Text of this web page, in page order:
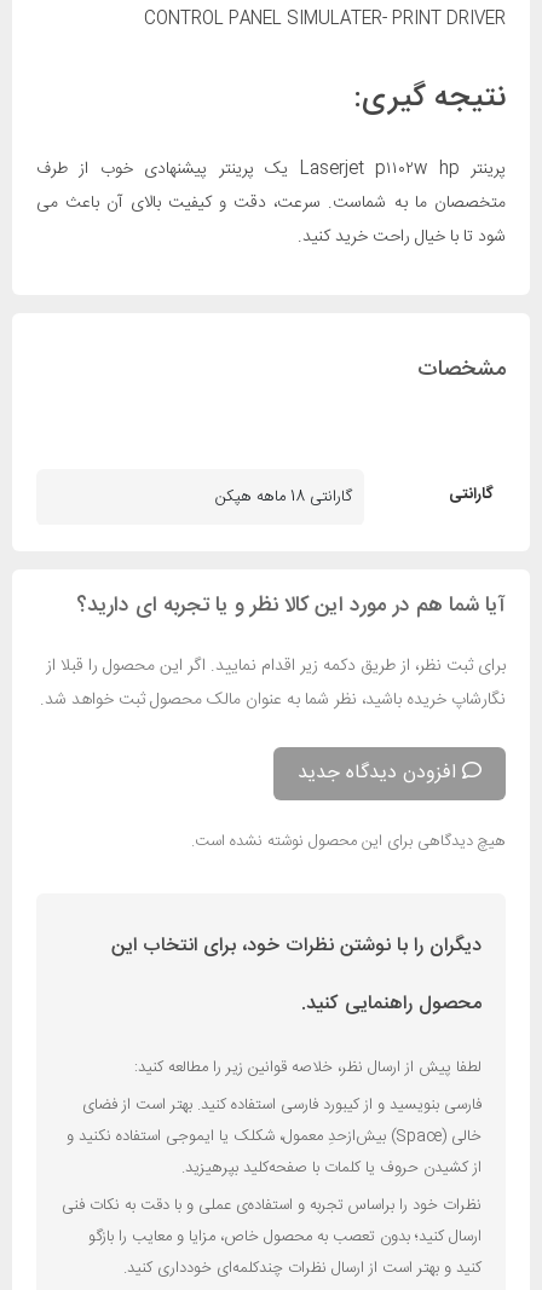
CONTROL PANEL SIMULATER- PRINT DRIVER
نتیجه گیری:
پرینتر Laserjet p۱۱۰۲w hp یک پرینتر پیشنهادی خوب از طرف
متخصصان ما به شماست. سرعت، دقت و کیفیت بالای آن باعث می
شود تا با خیال راحت خرید کنید.
مشخصات
گارانتی گارانتی 18 ماهه هپکن
آیا شما هم در مورد این کالا نظر و یا تجربه ای دارید؟
برای ثبت نظر، از طریق دکمه زیر اقدام نمایید. اگر این محصول را قبلا از
نگارشاپ خریده باشید، نظر شما به عنوان مالک محصول ثبت خواهد شد.
افزودن دیدگاه جدید
هیچ دیدگاهی برای این محصول نوشته نشده است.
دیگران را با نوشتن نظرات خود، برای انتخاب این
محصول راهنمایی کنید.
لطفا پیش از ارسال نظر، خلاصه قوانین زیر را مطالعه کنید:
فارسی بنویسید و از کیبورد فارسی استفاده کنید. بهتر است از فضای
خالی (Space) بیش‌از‌حدِ معمول، شکلک یا ایموجی استفاده نکنید و
از کشیدن حروف یا کلمات با صفحه‌کلید بپرهیزید.
نظرات خود را براساس تجربه و استفاده‌ی عملی و با دقت به نکات فنی
ارسال کنید؛ بدون تعصب به محصول خاص، مزایا و معایب را بازگو
کنید و بهتر است از ارسال نظرات چندکلمه‌‌ای خودداری کنید.